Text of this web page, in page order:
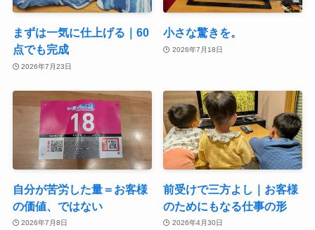
まずは一気に仕上げる｜60
点でも完成
2026年7月23日
小さな驚きを。
2026年7月18日
自分が苦労した量＝お客様
の価値、ではない
2026年7月8日
前受けで三方よし｜お客様
のためにもなる仕事の形
2026年4月30日